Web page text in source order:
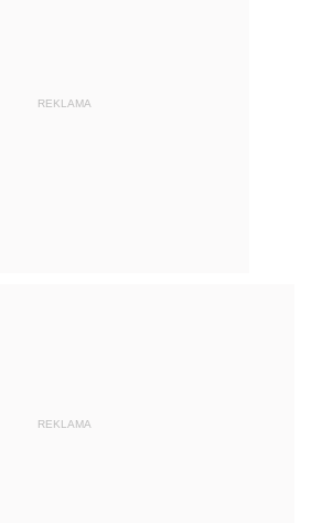
REKLAMA
REKLAMA